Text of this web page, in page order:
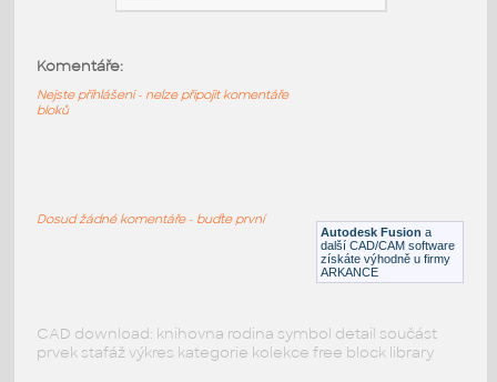
RFA Ocel
Vodiče, kabely Autodesk Fusion a
další CAD/CAM software
získáte výhodně u firmy
ARKANCE
Komentáře:
Nejste přihlášeni - nelze připojit komentáře
bloků
Dosud žádné komentáře - buďte první
CAD download: knihovna rodina symbol detail součást
prvek stafáž výkres kategorie kolekce free block library